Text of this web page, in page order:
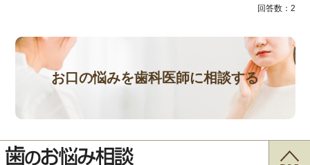
回答数： 2
お口の悩みを歯科医師に相談する